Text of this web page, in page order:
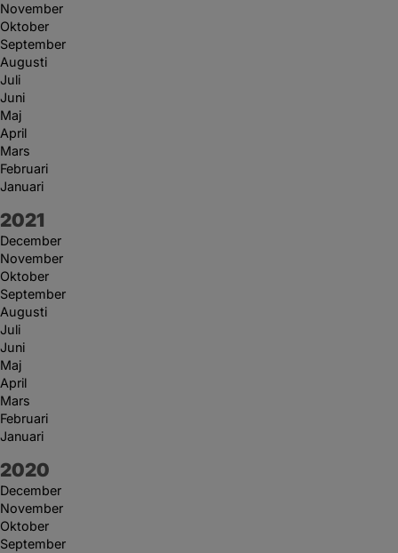
November
Oktober
September
Augusti
Juli
Juni
Maj
April
Mars
Februari
Januari
År:
2021
December
November
Oktober
September
Augusti
Juli
Juni
Maj
April
Mars
Februari
Januari
År:
2020
December
November
Oktober
September